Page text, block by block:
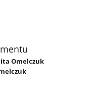
Omelczuk